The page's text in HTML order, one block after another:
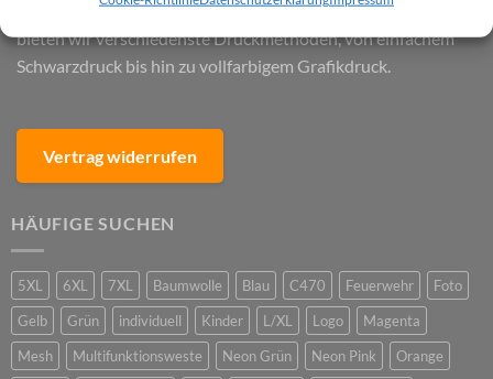
unbedruckte als auch bedruckte Schutzausrüstung. Dabei
bieten wir verschiedenste Druckmethoden, von einfachem
Schwarzdruck bis hin zu vollfarbigem Grafikdruck.
Vertrag widerrufen
HÄUFIGE SUCHEN
5XL 6XL 7XL Baumwolle Blau C470 Feuerwehr
Foto
Gelb
Grün individuell Kinder L/XL Logo
Magenta
Mesh
Multifunktionsweste Neon Grün Neon Pink
Orange